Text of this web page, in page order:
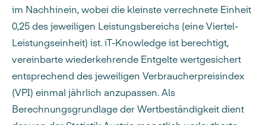
im Nachhinein, wobei die kleinste verrechnete Einheit
0,25 des jeweiligen Leistungsbereichs (eine Viertel-
Leistungseinheit) ist. iT-Knowledge ist berechtigt,
vereinbarte wiederkehrende Entgelte wertgesichert
entsprechend des jeweiligen Verbraucherpreisindex
(VPI) einmal jährlich anzupassen. Als
Berechnungsgrundlage der Wertbeständigkeit dient